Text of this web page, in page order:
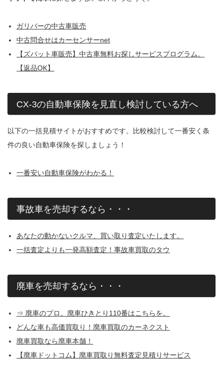
ガリバーの中古車販売
中古問合せはカーセンサーnet
【ズバット車販売】中古車無料お探しサービスプログラム。
【返品OK】
CX-3の自動車保険を見直し検討している方へ
以下の一括見積サイトがおすすめです。比較検討して一番安く条
件の良い自動車保険を探しましょう！
一番安い自動車保険がわかる！
事故車を売却するなら・・・
あなたの動かないクルマ、買い取り査定いたします。
一括査定よりも一発高額査定！事故車買取のタウ
廃車を売却するなら・・・
⇒ 廃車のプロ。廃車ひきとり110番はこちらを。
どんな車も高価買取り！廃車買取のカーネクスト
廃車買取なら廃車本舗！
【廃車ドットコム】廃車買取り無料査定見積りサービス